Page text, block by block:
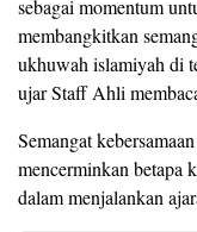
sebagai momentum
membangkitkan
ukhuwah islamiyah di
ujar Staff Ahli
Semangat
mencerminkan betapa
dalam menjalankan